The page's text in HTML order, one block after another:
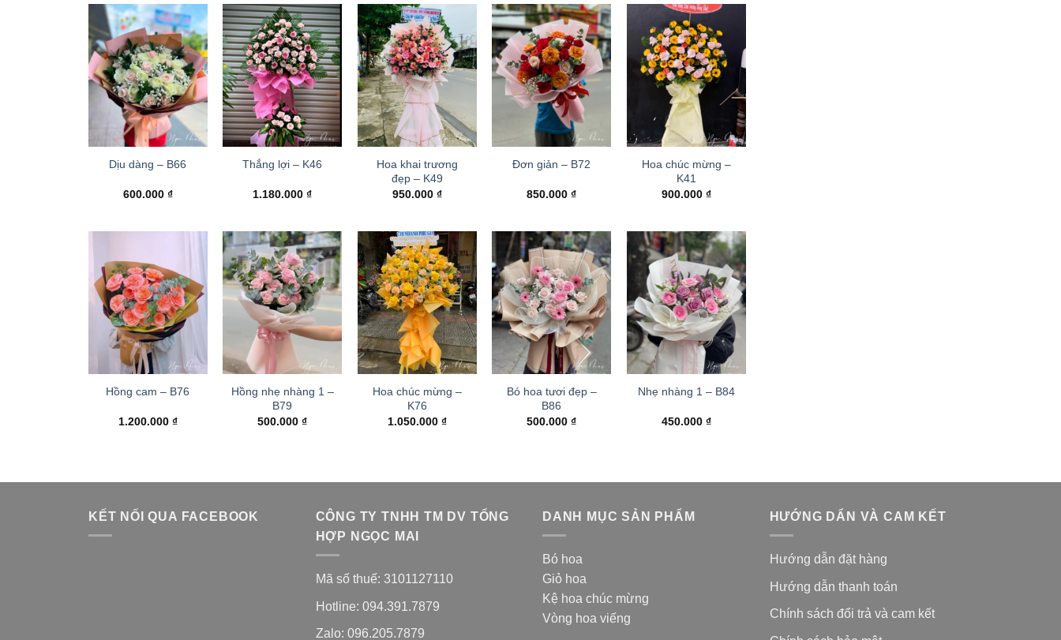
Dịu dàng – B66
600.000 ₫
Thắng lợi – K46
1.180.000₫
Hoa khai trương
đẹp – K49
950.000 ₫
Đơn giản – B72
850.000₫
Hoa chúc mừng –
K41
900.000 ₫
Hồng cam – B76
1.200.000 ₫
Hồng nhẹ nhàng 1 –
B79
500.000₫
Hoa chúc mừng –
K76
1.050.000 ₫
Bó hoa tươi đẹp –
B86
500.000₫
Nhẹ nhàng 1 – B84
450.000 ₫
KẾT NỐI QUA FACEBOOK
CÔNG TY TNHH TM DV TỔNG
HỢP NGỌC MAI
Mã số thuế: 3101127110
Hotline: 094.391.7879
Zalo: 096.205.7879
DANH MỤC SẢN PHẨM
Bó hoa
Giỏ hoa
Kệ hoa chúc mừng
Vòng hoa viếng
HƯỚNG DẨN VÀ CAM KẾT
Hướng dẫn đặt hàng
Hướng dẫn thanh toán
Chính sách đổi trả và cam kết